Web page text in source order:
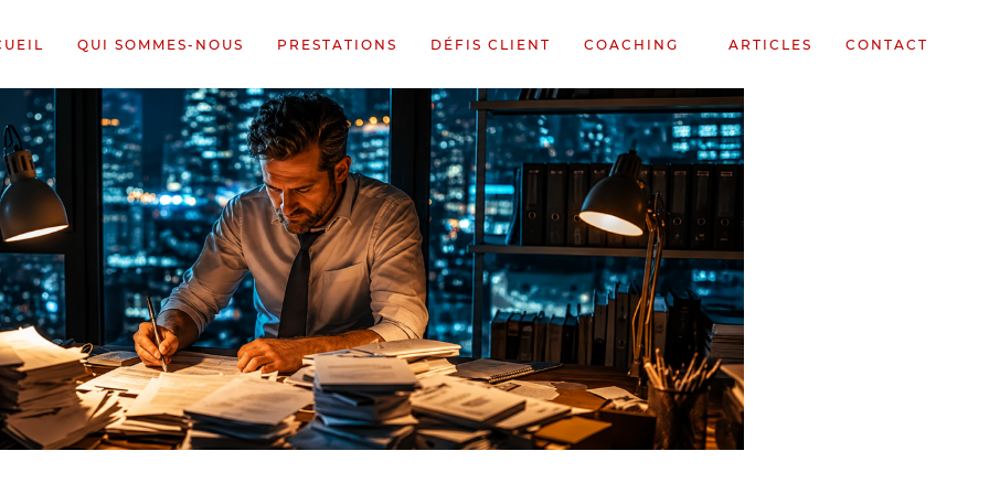
QUI SOMMES-NOUS PRESTATIONS DÉFIS CLIENT COACHING ARTICLES CONTACT